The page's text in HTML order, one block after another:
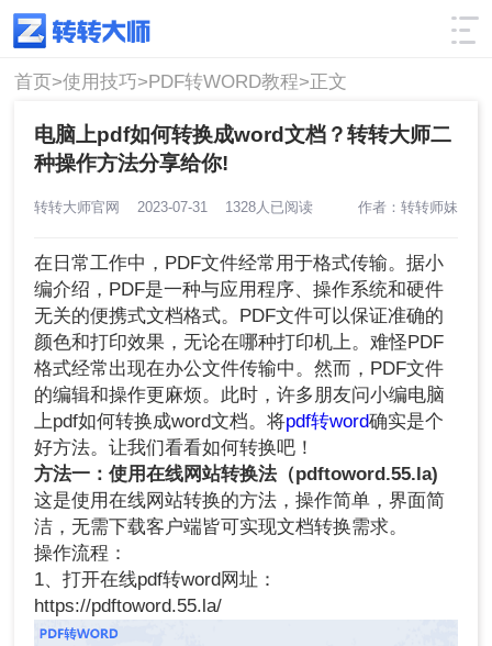
使用技巧 筛选
首页>使用技巧>PDF转WORD教程>正文
电脑上pdf如何转换成word文档？转转大师二
种操作方法分享给你!
转转大师官网 2023-07-31 1328人已阅读 作者：转转师妹
在日常工作中，PDF文件经常用于格式传输。据小
编介绍，PDF是一种与应用程序、操作系统和硬件
无关的便携式文档格式。PDF文件可以保证准确的
颜色和打印效果，无论在哪种打印机上。难怪PDF
格式经常出现在办公文件传输中。然而，PDF文件
的编辑和操作更麻烦。此时，许多朋友问小编电脑
上pdf如何转换成word文档。将pdf转word确实是个
好方法。让我们看看如何转换吧！
方法一：使用在线网站转换法（pdftoword.55.la)
这是使用在线网站转换的方法，操作简单，界面简
洁，无需下载客户端皆可实现文档转换需求。
操作流程：
1、打开在线pdf转word网址：
https://pdftoword.55.la/